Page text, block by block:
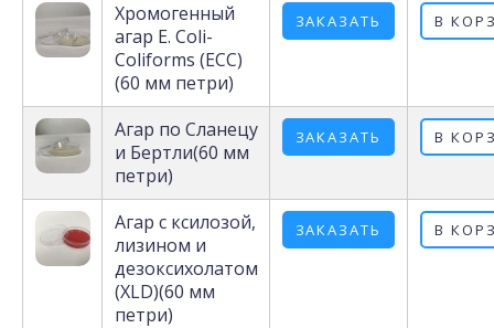
Хромогенный
агар E. Coli-
Coliforms (ECC)
(60 мм петри)
ЗАКАЗАТЬ В
Агар по Сланецу
и Бертли(60 мм
петри)
ЗАКАЗАТЬ В
Агар с ксилозой,
лизином и
дезоксихолатом
(XLD)(60 мм
петри)
ЗАКАЗАТЬ В